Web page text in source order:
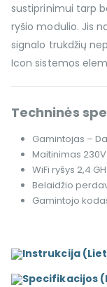
sustiprinimui tarp
ryšio modulio. Jis
signalo trukdžių
Icon sistemos
Techninės
Gamintojas –
Maitinimas 230V
WiFi ryšys 2,4
Belaidžio
Gamintojo
Instrukcija
Specifikacijos